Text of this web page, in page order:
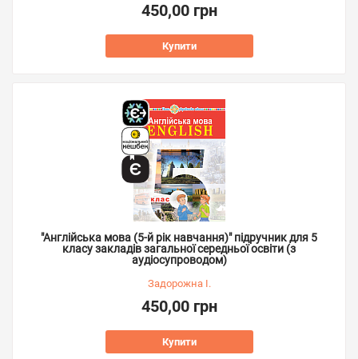
450,00 грн
Купити
"Англійська мова (5-й рік навчання)" підручник для 5
класу закладів загальної середньої освіти (з
аудіосупроводом)
Задорожна І.
450,00 грн
Купити